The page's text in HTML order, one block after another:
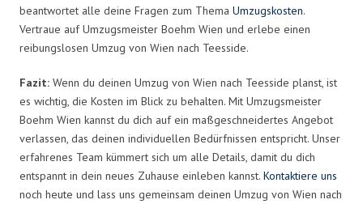
beantwortet alle deine Fragen zum Thema Umzugskosten.
Vertraue auf Umzugsmeister Boehm Wien und erlebe einen
reibungslosen Umzug von Wien nach Teesside.
Fazit: Wenn du deinen Umzug von Wien nach Teesside planst, ist
es wichtig, die Kosten im Blick zu behalten. Mit Umzugsmeister
Boehm Wien kannst du dich auf ein maßgeschneidertes Angebot
verlassen, das deinen individuellen Bedürfnissen entspricht. Unser
erfahrenes Team kümmert sich um alle Details, damit du dich
entspannt in dein neues Zuhause einleben kannst. Kontaktiere uns
noch heute und lass uns gemeinsam deinen Umzug von Wien nach